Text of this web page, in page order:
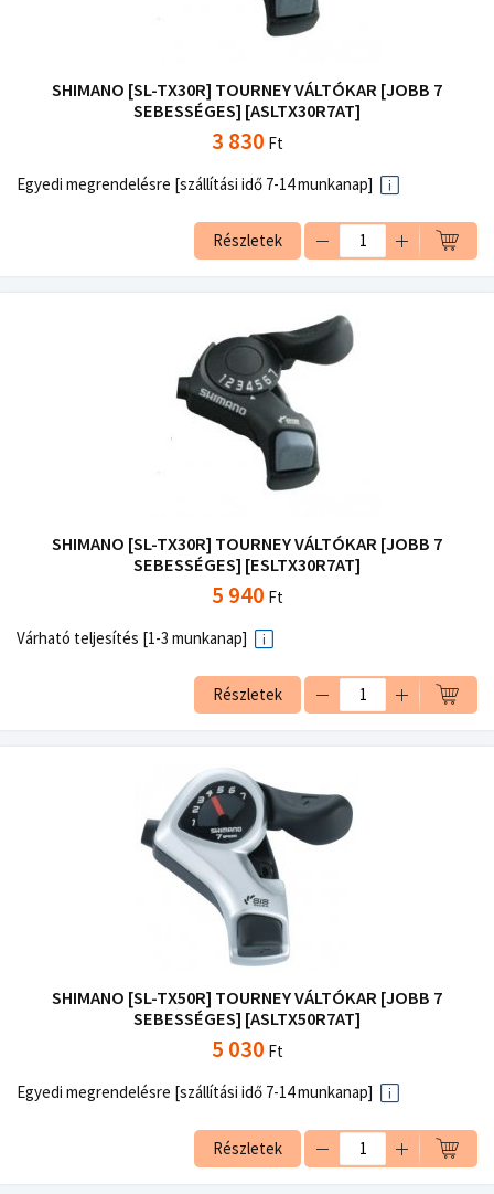
SHIMANO [SL-TX30R] TOURNEY VÁLTÓKAR [JOBB 7
SEBESSÉGES] [ASLTX30R7AT]
3 830 Ft
Egyedi megrendelésre [szállítási idő 7-14 munkanap]
Részletek
SHIMANO [SL-TX30R] TOURNEY VÁLTÓKAR [JOBB 7
SEBESSÉGES] [ESLTX30R7AT]
5 940 Ft
Várható teljesítés [1-3 munkanap]
Részletek
SHIMANO [SL-TX50R] TOURNEY VÁLTÓKAR [JOBB 7
SEBESSÉGES] [ASLTX50R7AT]
5 030 Ft
Egyedi megrendelésre [szállítási idő 7-14 munkanap]
Részletek